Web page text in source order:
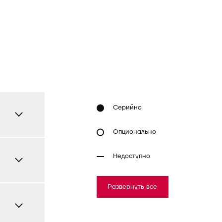
Серийно
Опционально
Недоступно
Развернуть все